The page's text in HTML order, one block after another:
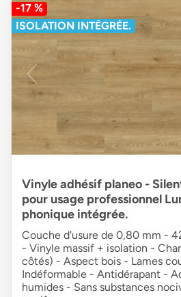
-17 %
ISOLATION INTÉGRÉE.
Vinyle adhésif planeo -
pour usage professionnel
phonique intégrée.
Couche d'usure de 0,80 mm -
- Vinyle massif + isolation -
côtés) - Aspect bois - Lames
Indéformable - Antidérapant -
humides - Sans substances